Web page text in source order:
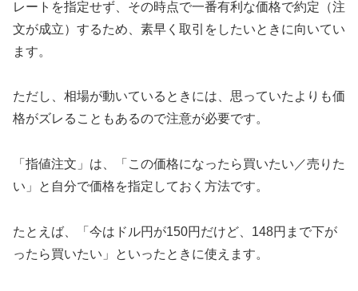
レートを指定せず、その時点で一番有利な価格で約定（注
文が成立）するため、素早く取引をしたいときに向いてい
ます。
ただし、相場が動いているときには、思っていたよりも価
格がズレることもあるので注意が必要です。
「指値注文」は、「この価格になったら買いたい／売りた
い」と自分で価格を指定しておく方法です。
たとえば、「今はドル円が150円だけど、148円まで下が
ったら買いたい」といったときに使えます。